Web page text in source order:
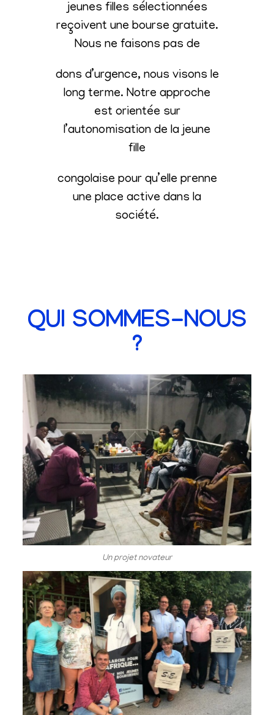
jeunes filles sélectionnées
reçoivent une bourse gratuite.
Nous ne faisons pas de
dons d’urgence, nous visons le
long terme. Notre approche
est orientée sur
l’autonomisation de la jeune
fille
congolaise pour qu’elle prenne
une place active dans la
société.
QUI SOMMES-NOUS
?
Un projet novateur